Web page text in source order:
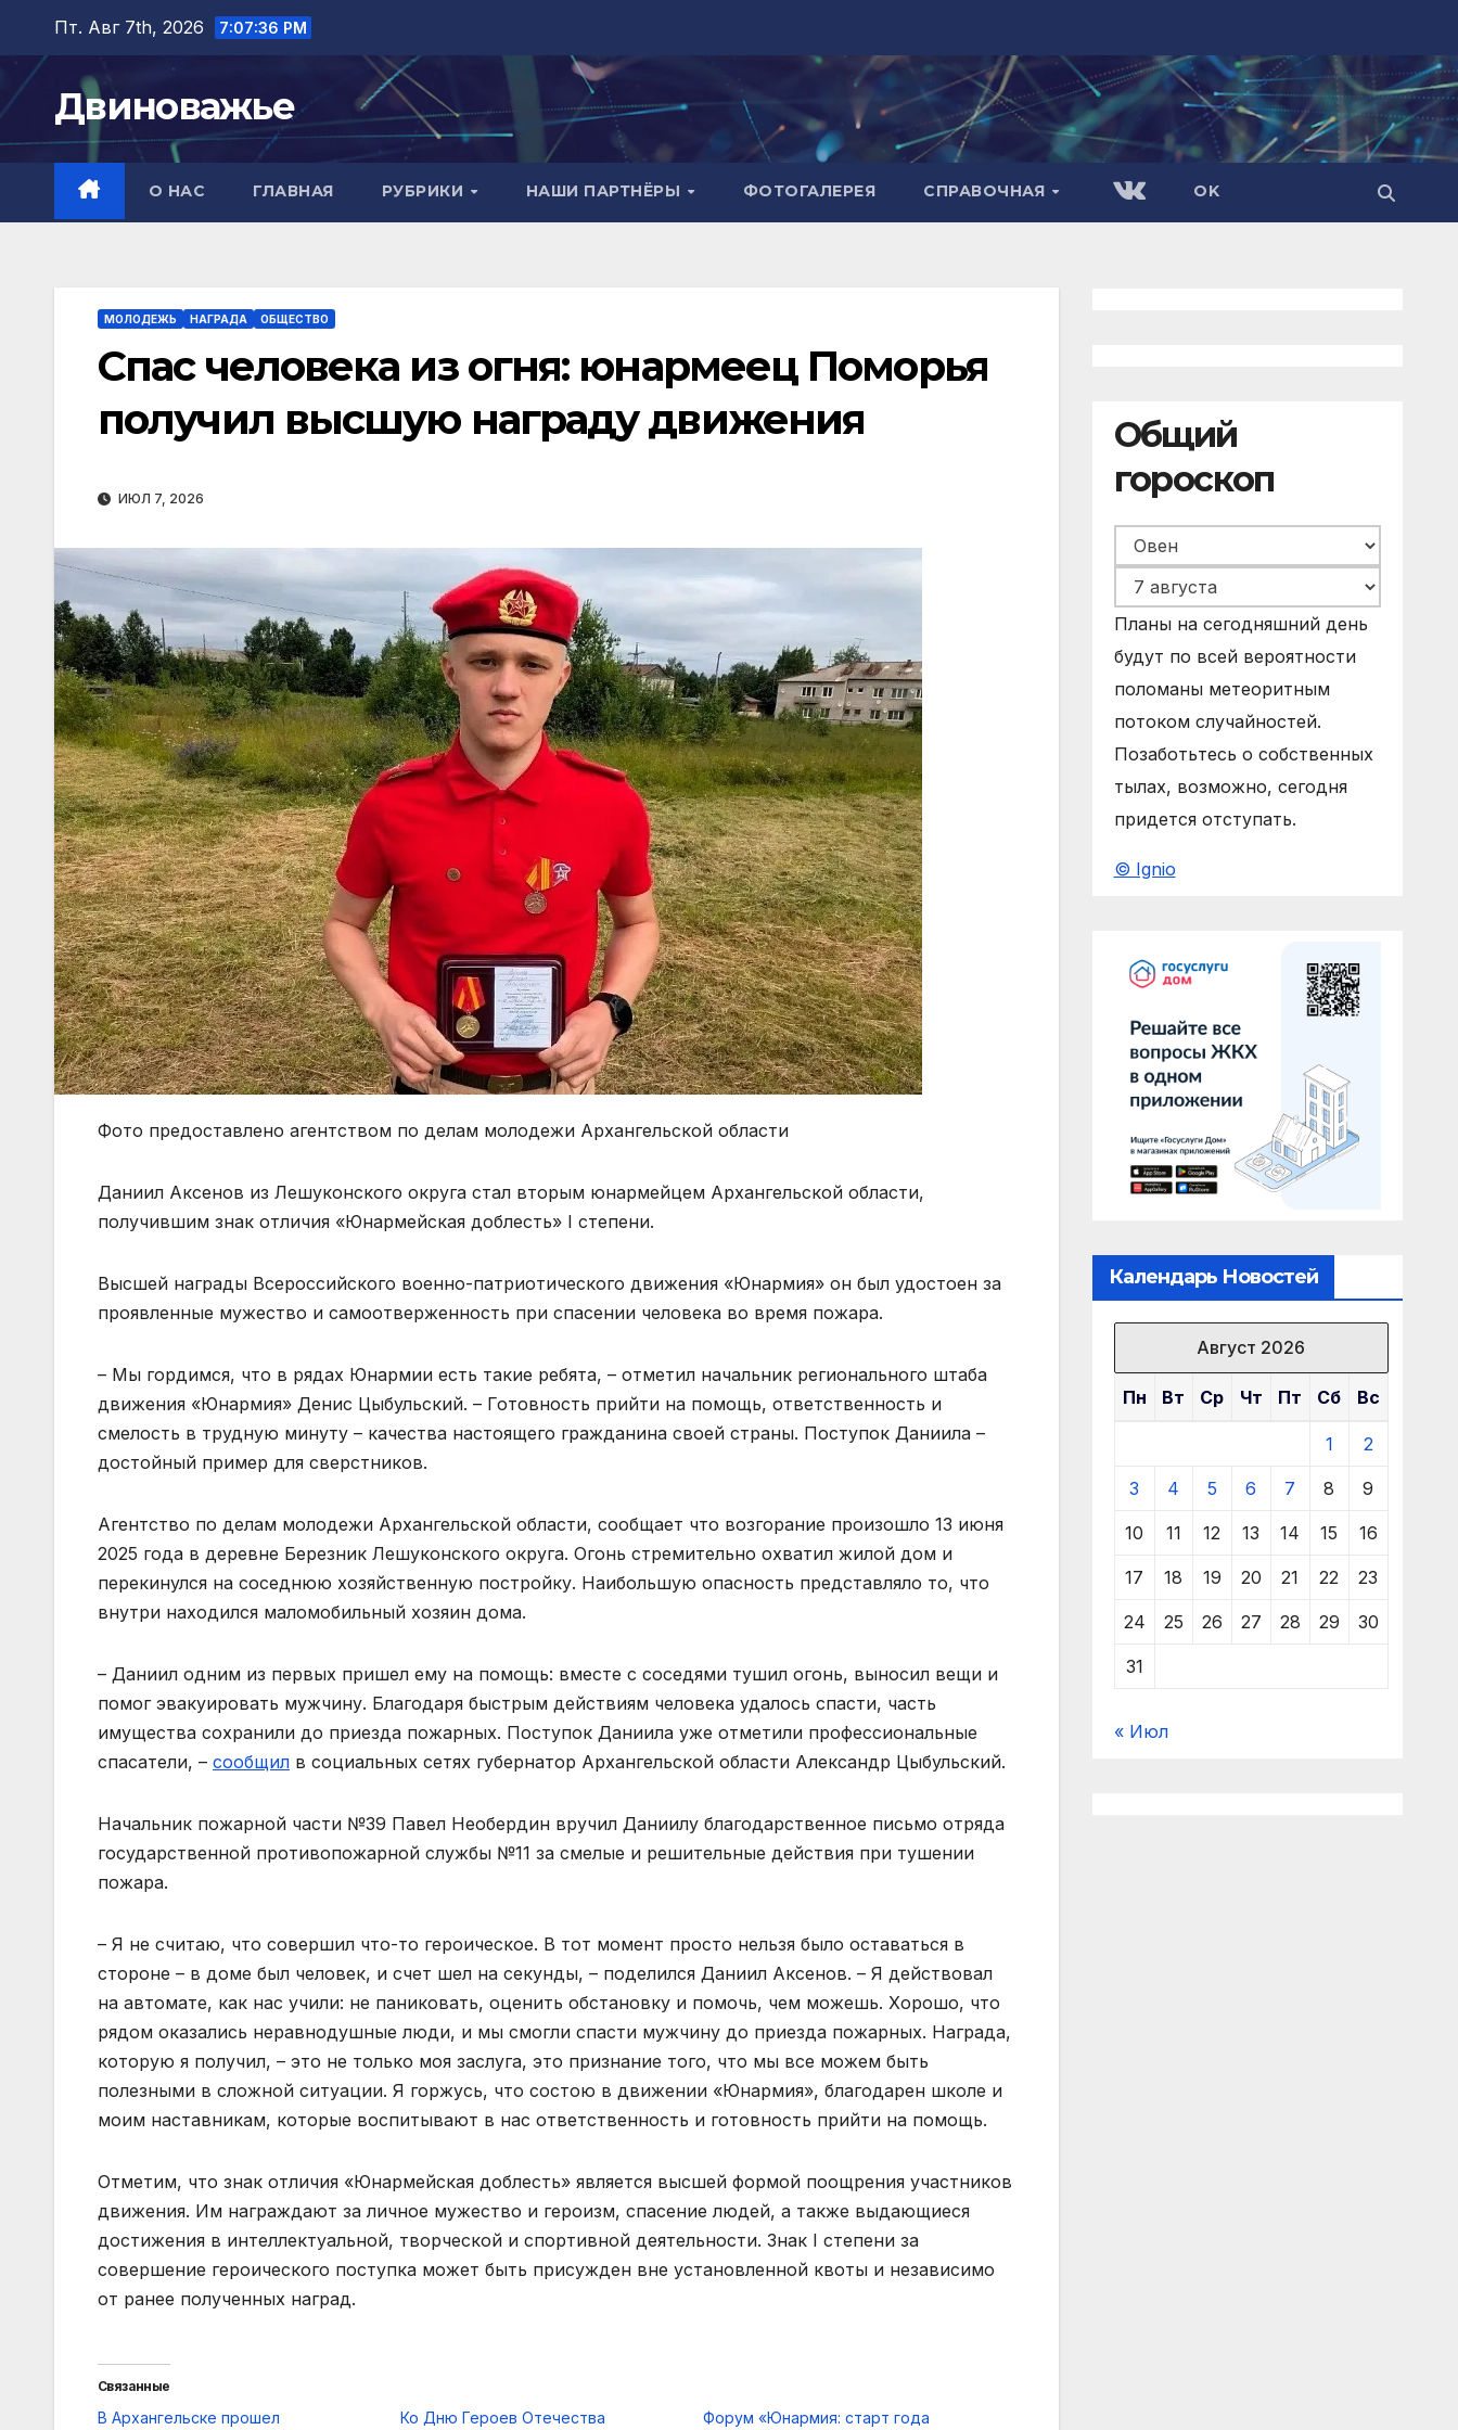
Перейти
содержимому
Пт. Авг 7th, 2026 7:07:37 PM
Двиноважье
О НАС ГЛАВНАЯ РУБРИКИ НАШИ ПАРТНЁРЫ ФОТОГАЛЕРЕЯ СПРАВОЧНАЯ OK
МОЛОДЕЖЬ НАГРАДА ОБЩЕСТВО
Спас человека из огня: юнармеец Поморья
получил высшую награду движения
ИЮЛ 7, 2026
Фото предоставлено агентством по делам молодежи Архангельской области
Даниил Аксенов из Лешуконского округа стал вторым юнармейцем Архангельской области,
получившим знак отличия «Юнармейская доблесть» I степени.
Высшей награды Всероссийского военно-патриотического движения «Юнармия» он был удостоен за
проявленные мужество и самоотверженность при спасении человека во время пожара.
– Мы гордимся, что в рядах Юнармии есть такие ребята, – отметил начальник регионального штаба
движения «Юнармия» Денис Цыбульский. – Готовность прийти на помощь, ответственность и
смелость в трудную минуту – качества настоящего гражданина своей страны. Поступок Даниила –
достойный пример для сверстников.
Агентство по делам молодежи Архангельской области, сообщает что возгорание произошло 13 июня
2025 года в деревне Березник Лешуконского округа. Огонь стремительно охватил жилой дом и
перекинулся на соседнюю хозяйственную постройку. Наибольшую опасность представляло то, что
внутри находился маломобильный хозяин дома.
– Даниил одним из первых пришел ему на помощь: вместе с соседями тушил огонь, выносил вещи и
помог эвакуировать мужчину. Благодаря быстрым действиям человека удалось спасти, часть
имущества сохранили до приезда пожарных. Поступок Даниила уже отметили профессиональные
спасатели, – сообщил в социальных сетях губернатор Архангельской области Александр Цыбульский.
Начальник пожарной части №39 Павел Необердин вручил Даниилу благодарственное письмо отряда
государственной противопожарной службы №11 за смелые и решительные действия при тушении
пожара.
– Я не считаю, что совершил что-то героическое. В тот момент просто нельзя было оставаться в
стороне – в доме был человек, и счет шел на секунды, – поделился Даниил Аксенов. – Я действовал
на автомате, как нас учили: не паниковать, оценить обстановку и помочь, чем можешь. Хорошо, что
рядом оказались неравнодушные люди, и мы смогли спасти мужчину до приезда пожарных. Награда,
которую я получил, – это не только моя заслуга, это признание того, что мы все можем быть
полезными в сложной ситуации. Я горжусь, что состою в движении «Юнармия», благодарен школе и
моим наставникам, которые воспитывают в нас ответственность и готовность прийти на помощь.
Отметим, что знак отличия «Юнармейская доблесть» является высшей формой поощрения участников
движения. Им награждают за личное мужество и героизм, спасение людей, а также выдающиеся
достижения в интеллектуальной, творческой и спортивной деятельности. Знак I степени за
совершение героического поступка может быть присужден вне установленной квоты и независимо
от ранее полученных наград.
Связанные
В Архангельске прошел
Ко Дню Героев Отечества
Форум «Юнармия: старт года
Общий
гороскоп
Планы на сегодняшний день
будут по всей вероятности
поломаны метеоритным
потоком случайностей.
Позаботьтесь о собственных
тылах, возможно, сегодня
придется отступать.
© Ignio
Календарь Новостей
Август 2026
Пн Вт Ср Чт Пт Сб Вс
1 2
3 4 5 6 7 8 9
10 11 12 13 14 15 16
17 18 19 20 21 22 23
24 25 26 27 28 29 30
31
« Июл